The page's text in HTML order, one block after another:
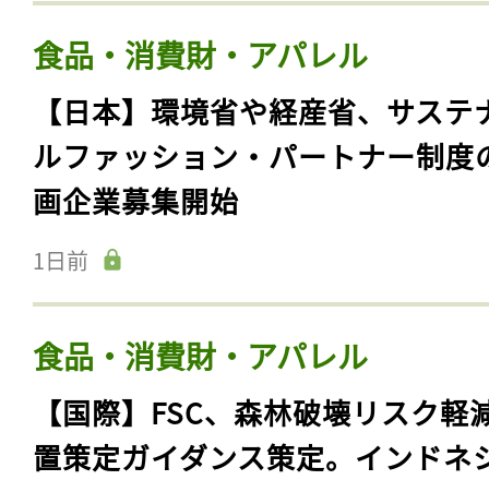
食品・消費財・アパレル
【日本】環境省や経産省、サステ
ルファッション・パートナー制度
画企業募集開始
1日前
食品・消費財・アパレル
【国際】FSC、森林破壊リスク軽
置策定ガイダンス策定。インドネ